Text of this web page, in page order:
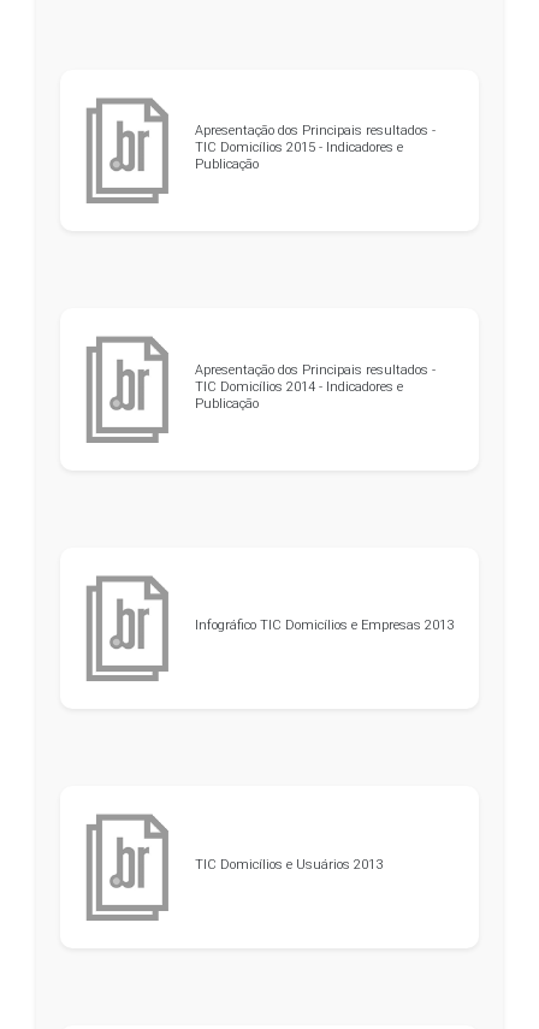
Apresentação dos Principais resultados -
TIC Domicílios 2015 - Indicadores e
Publicação
Apresentação dos Principais resultados -
TIC Domicílios 2014 - Indicadores e
Publicação
Infográfico TIC Domicílios e Empresas 2013
TIC Domicílios e Usuários 2013